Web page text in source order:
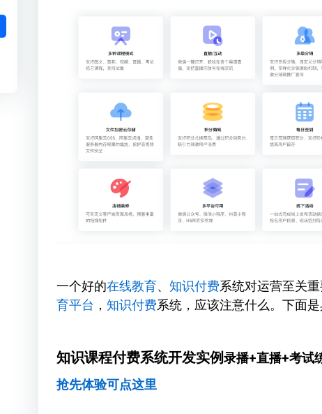
一个好的在线教育、 知识付费系统对运营至关
育平台 ， 知识付费系统，应该注意什么。下面是
知识课程付费系统开发实例录播+直播+考试
抢先体验可点这里